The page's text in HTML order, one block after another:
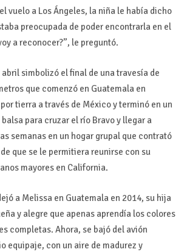
vuelo a Los Ángeles, la niña le había dicho
preocupada de poder encontrarla en el
a reconocer?”, le preguntó.
simbolizó el final de una travesía de
que comenzó en Guatemala en
tierra a través de México y terminó en un
para cruzar el río Bravo y llegar a
semanas en un hogar grupal que contrató
que se le permitiera reunirse con su
mayores en California.
a Melissa en Guatemala en 2014, su hija
y alegre que apenas aprendía los colores
completas. Ahora, se bajó del avión
equipaje, con un aire de madurez y